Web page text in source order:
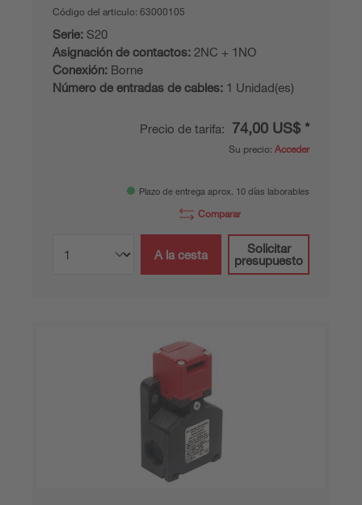
Código del articulo: 63000105
Serie: S20
Asignación de contactos: 2NC + 1NO
Conexión: Borne
Número de entradas de cables: 1 Unidad(es)
Precio de tarifa: 74,00 US$ *
Su precio: Acceder
Plazo de entrega aprox. 10 días laborables
Comparar
A la cesta
Solicitar
presupuesto